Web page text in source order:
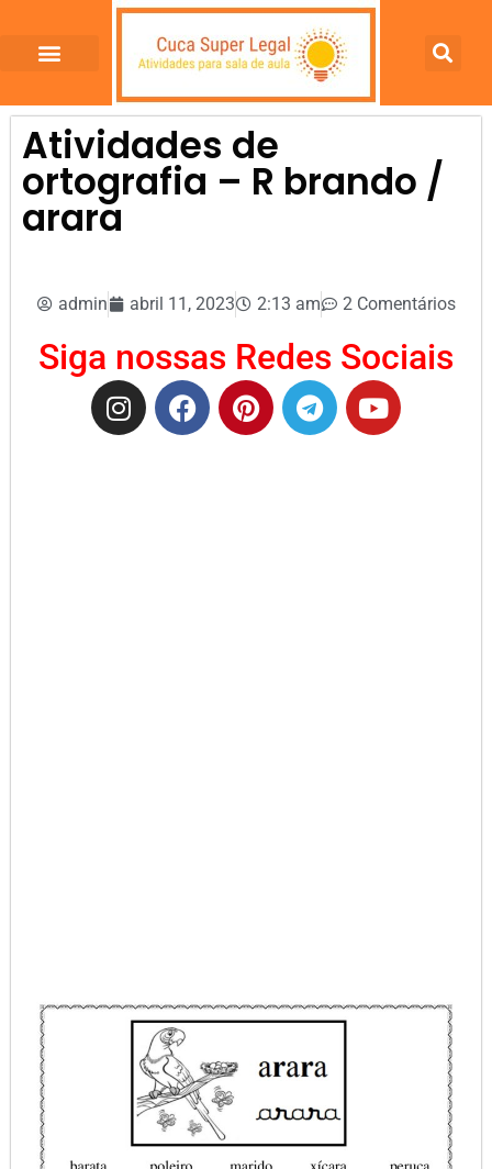
Atividades de
ortografia – R brando /
arara
admin abril 11, 2023 2:13 am 2 Comentários
Siga nossas Redes Sociais